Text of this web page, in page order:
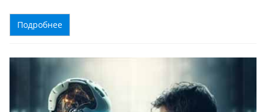
Подробнее